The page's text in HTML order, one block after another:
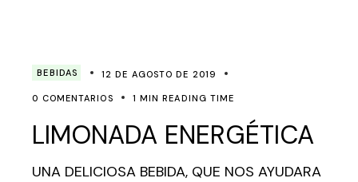
BEBIDAS 12 DE AGOSTO DE 2019
0 COMENTARIOS 1 MIN READING TIME
LIMONADA ENERGÉTICA
UNA DELICIOSA BEBIDA, QUE NOS AYUDARA